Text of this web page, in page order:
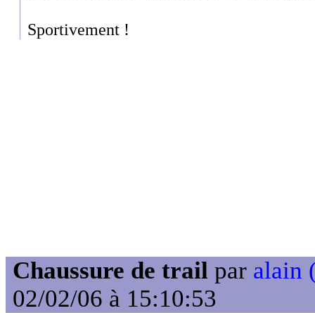
Sportivement !
Chaussure de trail par alain
02/02/06 à 15:10:53